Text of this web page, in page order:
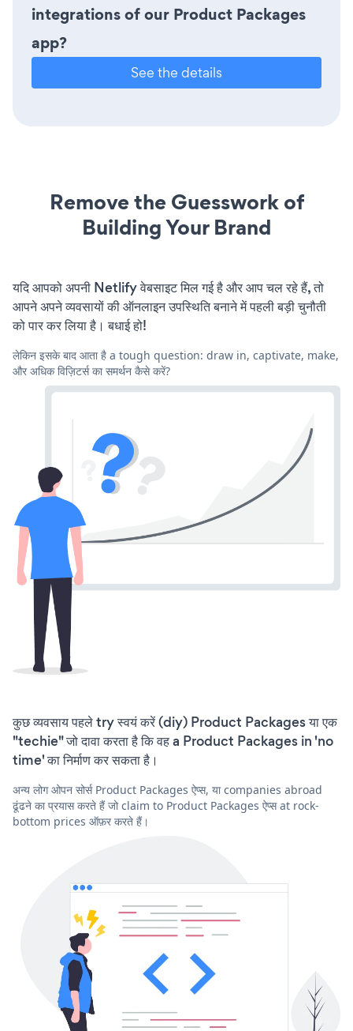
integrations of our Product Packages
app?
See the details
Remove the Guesswork of
Building Your Brand
यदि आपको अपनी Netlify वेबसाइट मिल गई है और आप चल रहे हैं, तो
आपने अपने व्यवसायों की ऑनलाइन उपस्थिति बनाने में पहली बड़ी चुनौती
को पार कर लिया है। बधाई हो!
लेकिन इसके बाद आता है a tough question: draw in, captivate, make,
और अधिक विज़िटर्स का समर्थन कैसे करें?
कुछ व्यवसाय पहले try स्वयं करें (diy) Product Packages या एक
"techie" जो दावा करता है कि वह a Product Packages in 'no
time' का निर्माण कर सकता है।
अन्य लोग ओपन सोर्स Product Packages ऐप्स, या companies abroad
ढूंढने का प्रयास करते हैं जो claim to Product Packages ऐप्स at rock-
bottom prices ऑफ़र करते हैं।